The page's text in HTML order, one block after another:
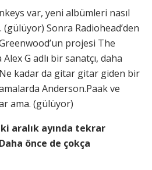
var, yeni albümleri nasıl
Sonra Radiohead’den
projesi The
G adlı bir sanatçı, daha
kadar da gitar gitar giden bir
Anderson.Paak ve
ama. (gülüyor)
aralık ayında tekrar
önce de çokça